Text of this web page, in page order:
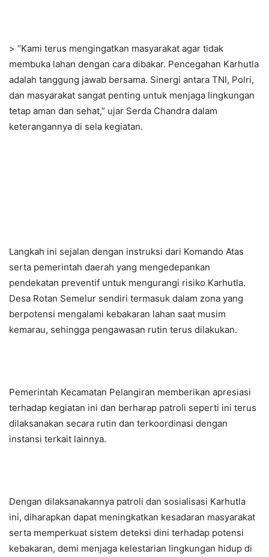
> “Kami terus mengingatkan masyarakat agar tidak
membuka lahan dengan cara dibakar. Pencegahan Karhutla
adalah tanggung jawab bersama. Sinergi antara TNI, Polri,
dan masyarakat sangat penting untuk menjaga lingkungan
tetap aman dan sehat,” ujar Serda Chandra dalam
keterangannya di sela kegiatan.
Langkah ini sejalan dengan instruksi dari Komando Atas
serta pemerintah daerah yang mengedepankan
pendekatan preventif untuk mengurangi risiko Karhutla.
Desa Rotan Semelur sendiri termasuk dalam zona yang
berpotensi mengalami kebakaran lahan saat musim
kemarau, sehingga pengawasan rutin terus dilakukan.
Pemerintah Kecamatan Pelangiran memberikan apresiasi
terhadap kegiatan ini dan berharap patroli seperti ini terus
dilaksanakan secara rutin dan terkoordinasi dengan
instansi terkait lainnya.
Dengan dilaksanakannya patroli dan sosialisasi Karhutla
ini, diharapkan dapat meningkatkan kesadaran masyarakat
serta memperkuat sistem deteksi dini terhadap potensi
kebakaran, demi menjaga kelestarian lingkungan hidup di